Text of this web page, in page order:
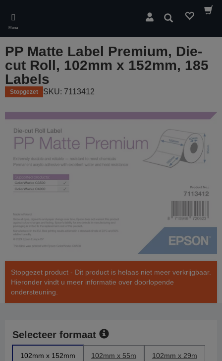
main
content
Menu
Zoeken
PP Matte Label Premium, Die-
cut Roll, 102mm x 152mm, 185
Labels
Stopgezet SKU: 7113412
Stopgezet product - Dit product is helaas niet meer verkrijgbaar.
Hieronder vindt u meer informatie over doorlopende
ondersteuning.
Selecteer formaat
102mm x 152mm 102mm x 55m 102mm x 29m